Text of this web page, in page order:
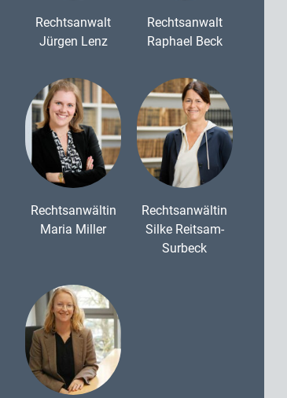
Rechtsanwalt
Jürgen Lenz
Rechtsanwalt
Raphael Beck
Rechtsanwältin
Maria Miller
Rechtsanwältin
Silke Reitsam-
Surbeck